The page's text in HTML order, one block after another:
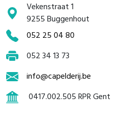
Vekenstraat 1
9255 Buggenhout
052 25 04 80
052 34 13 73
info@capelderij.be
0417.002.505 RPR Gent